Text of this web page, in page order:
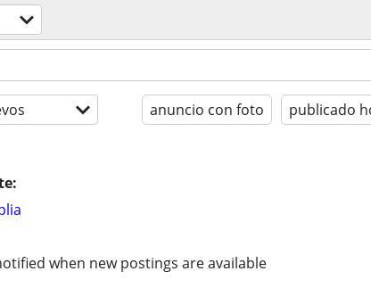
anuncio con foto publicado
when new postings are available